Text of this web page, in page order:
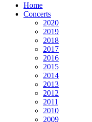
Home
Concerts
2020
2019
2018
2017
2016
2015
2014
2013
2012
2011
2010
2009